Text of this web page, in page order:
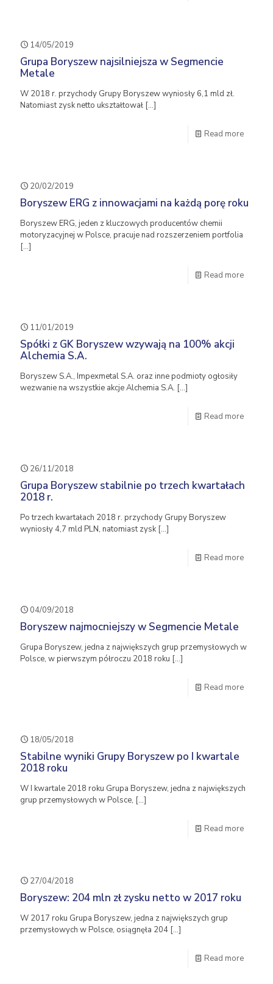
14/05/2019
Grupa Boryszew najsilniejsza w Segmencie
Metale
W 2018 r. przychody Grupy Boryszew wyniosły 6,1 mld zł.
Natomiast zysk netto ukształtował […]
Read more
20/02/2019
Boryszew ERG z innowacjami na każdą porę roku
Boryszew ERG, jeden z kluczowych producentów chemii
motoryzacyjnej w Polsce, pracuje nad rozszerzeniem portfolia
[…]
Read more
11/01/2019
Spółki z GK Boryszew wzywają na 100% akcji
Alchemia S.A.
Boryszew S.A., Impexmetal S.A. oraz inne podmioty ogłosiły
wezwanie na wszystkie akcje Alchemia S.A. […]
Read more
26/11/2018
Grupa Boryszew stabilnie po trzech kwartałach
2018 r.
Po trzech kwartałach 2018 r. przychody Grupy Boryszew
wyniosły 4,7 mld PLN, natomiast zysk[…]
Read more
04/09/2018
Boryszew najmocniejszy w Segmencie Metale
Grupa Boryszew, jedna z największych grup przemysłowych w
Polsce, w pierwszym półroczu 2018 roku […]
Read more
18/05/2018
Stabilne wyniki Grupy Boryszew po I kwartale
2018 roku
W I kwartale 2018 roku Grupa Boryszew, jedna z największych
grup przemysłowych w Polsce, […]
Read more
27/04/2018
Boryszew: 204 mln zł zysku netto w 2017 roku
W 2017 roku Grupa Boryszew, jedna z największych grup
przemysłowych w Polsce, osiągnęła 204 […]
Read more